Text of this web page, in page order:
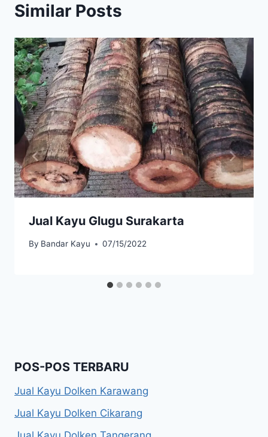
Similar Posts
Jual Kayu Glugu Surakarta
By Bandar Kayu 07/15/2022
POS-POS TERBARU
Jual Kayu Dolken Karawang
Jual Kayu Dolken Cikarang